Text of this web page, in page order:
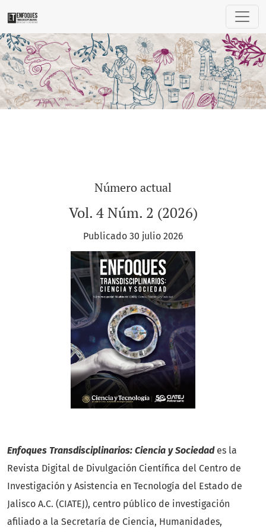
Enfoques Transdisciplinarios: Ciencia y
Número actual
Vol. 4 Núm. 2 (2026)
Publicado 30 julio 2026
Enfoques Transdisciplinarios: Ciencia y Sociedades la
Revista Digital de Divulgación Científica del Centro de
Investigación y Asistencia en Tecnología del Estado de
Jalisco A.C. (CIATEJ), centro público de investigación
afiliado a la Secretaría de Ciencia, Humanidades,